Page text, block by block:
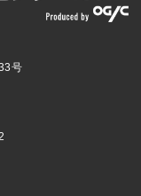
号